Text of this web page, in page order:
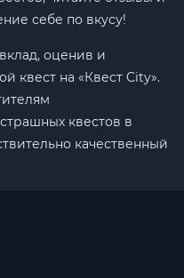
себе по вкусу!
оценив и
квест на «Квест City».
квестов в
качественный